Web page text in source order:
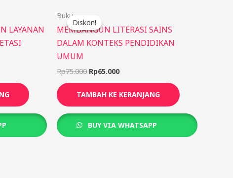
LAYANAN
Diskon!
Diskon!
Buku
MEMBANGUN LITERASI SAINS
DALAM KONTEKS PENDIDIKAN
UMUM
Rp75.000
adalah:
Rp75.000.
Rp65.000
ini
adalah:
Rp65.000.
TAMBAH KE KERANJANG
BUY VIA WHATSAPP